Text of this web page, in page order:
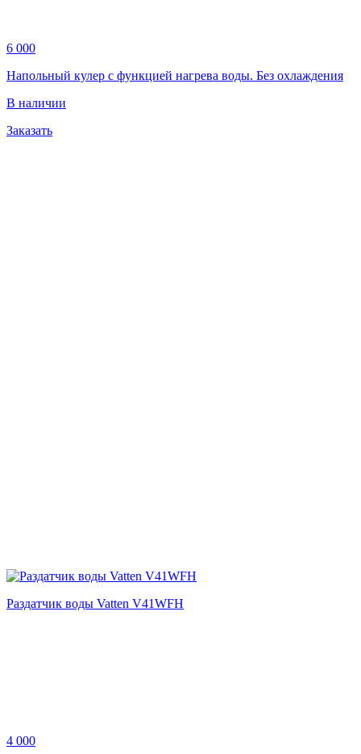
6 000
Напольный кулер с функцией нагрева воды. Без охлаждения
В наличии
Заказать
Раздатчик воды Vatten V41WFH
4 000